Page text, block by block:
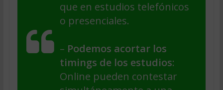
que en estudios telefónicos
o presenciales.
– Podemos acortar los
timings de los estudios:
Online pueden contestar